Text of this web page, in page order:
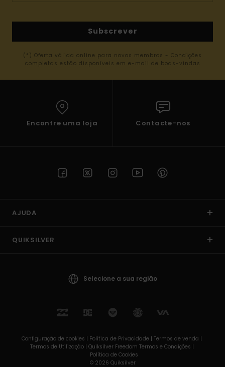
Subscrever
(*) Oferta válida online para novos membros - Condições
completas estão disponíveis em e-mail de boas-vindas
Encontre uma loja Contacte-nos
AJUDA
QUIKSILVER
Selecione a sua região
Configuração de cookies | Política de Privacidade | Termos de venda |
Termos de Utilizaçâo | Quiksilver Freedom Termos e Condições |
Política de Cookies
© 2026 Quiksilver